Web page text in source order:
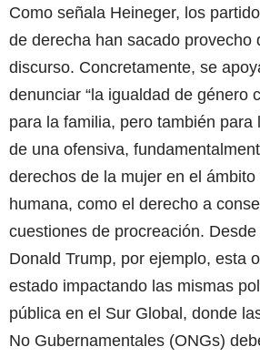
Como señala Heineger, los
de derecha han sacado provecho
discurso. Concretamente, se
denunciar “la igualdad de género
para la familia, pero también para
de una ofensiva,
derechos de la mujer en el
humana, como el derecho a
cuestiones de procreación.
Donald Trump, por ejemplo, esta
estado impactando las mismas
pública en el Sur Global, donde
No Gubernamentales (ONGs)